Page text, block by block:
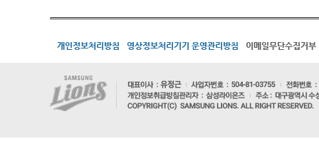
개인정보처리방침 영상정보처리기기 운영관리방침 이메일무단수집거부